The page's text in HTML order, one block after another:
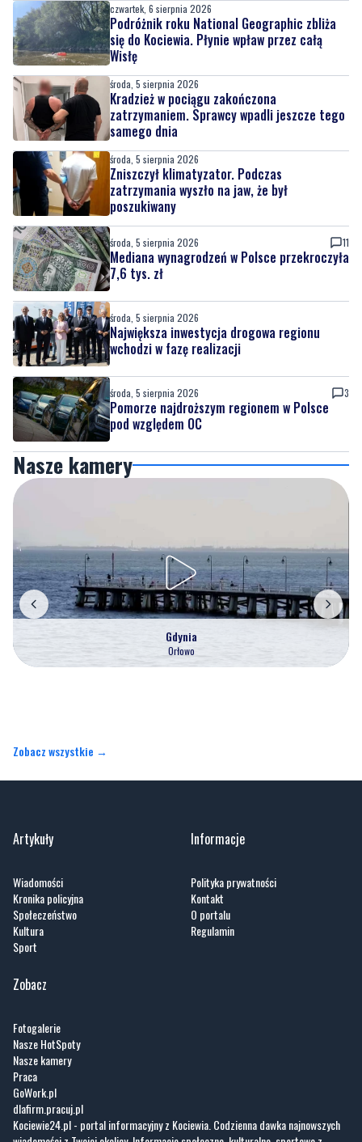
czwartek, 6 sierpnia 2026
Podróżnik roku National Geographic zbliża
się do Kociewia. Płynie wpław przez całą
Wisłę
środa, 5 sierpnia 2026
Kradzież w pociągu zakończona
zatrzymaniem. Sprawcy wpadli jeszcze tego
samego dnia
środa, 5 sierpnia 2026
Zniszczył klimatyzator. Podczas
zatrzymania wyszło na jaw, że był
poszukiwany
środa, 5 sierpnia 2026 11
Mediana wynagrodzeń w Polsce przekroczyła
7,6 tys. zł
środa, 5 sierpnia 2026
Największa inwestycja drogowa regionu
wchodzi w fazę realizacji
środa, 5 sierpnia 2026 3
Pomorze najdroższym regionem w Polsce
pod względem OC
Nasze kamery
Gdynia
Orłowo
Zobacz wszystkie →
Artykuły
Wiadomości
Kronika policyjna
Społeczeństwo
Kultura
Sport
Informacje
Polityka prywatności
Kontakt
O portalu
Regulamin
Zobacz
Fotogalerie
Nasze HotSpoty
Nasze kamery
Praca
GoWork.pl
dlafirm.pracuj.pl
Kociewie24.pl - portal informacyjny z Kociewia. Codzienna dawka najnowszych